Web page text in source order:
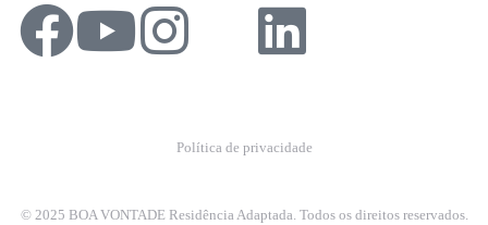
Política de privacidade
© 2025 BOA VONTADE Residência Adaptada. Todos os direitos reservados.